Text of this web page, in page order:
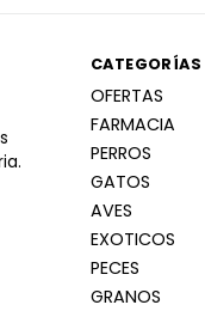
CATEGORÍAS
OFERTAS
FARMACIA
PERROS
GATOS
AVES
EXOTICOS
PECES
GRANOS